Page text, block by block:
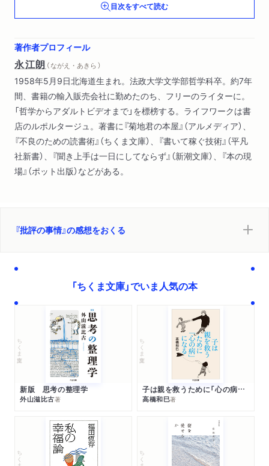
５ 文芸は何を語る（福田和也―小林秀雄への道
斎藤美奈子―あなたの固定観念 ほか）
目次をすべて読む
著作者プロフィール
永江朗 （ ながえ・あきら ）
1958年5月9日北海道生まれ。法政大学文学部哲学科卒。約7年
間、書籍の輸入販売会社に勤めたのち、フリーのライターに。
「哲学からアダルトビデオまで」を標榜する。ライフワークは書
店のルポルタージュ。著書に『菊地君の本屋』（アルメディア）、
『不良のための読書術』（ちくま文庫）、『書いて稼ぐ技術』（平凡
社新書）、『聞き上手は一日にしてならず』（新潮文庫）、『本の現
場』（ポット出版）などがある。
『批評の事情』の感想をおくる
「ちくま文庫」でいま人気の本
ちくま文庫
新版 思考の整理学
外山滋比古著
ちくま文庫
子は親を救うために「心の病」になる
高橋和巳著
ちくま文庫 ちくま文庫